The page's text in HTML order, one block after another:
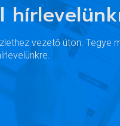
vezető úton. Tegye